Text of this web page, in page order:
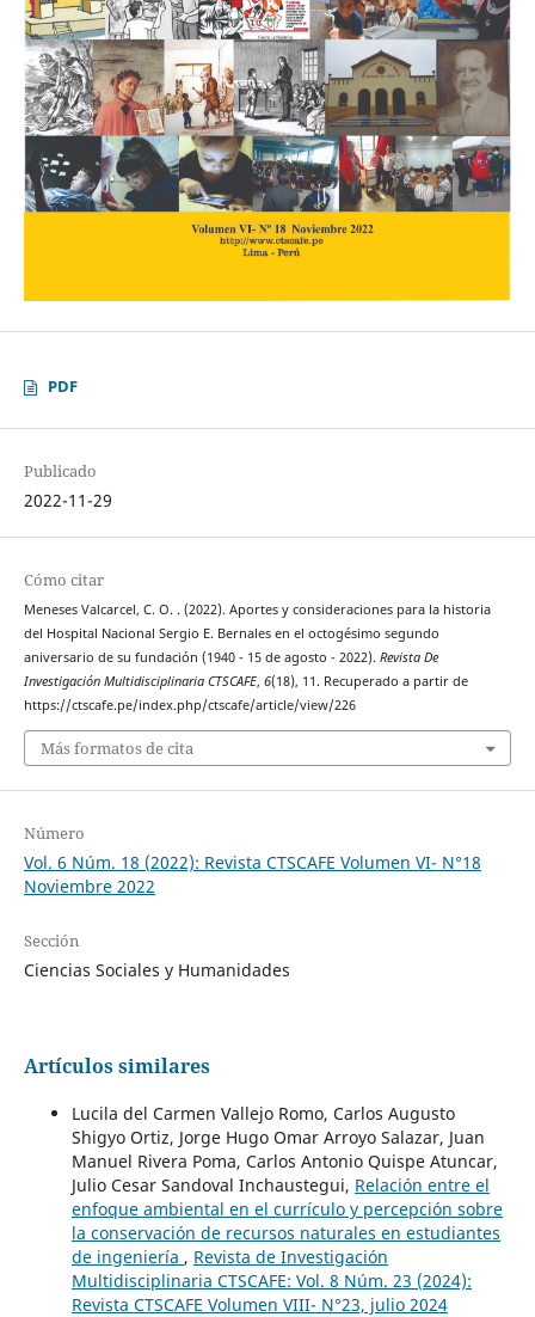
PDF
Publicado
2022-11-29
Cómo citar
Meneses Valcarcel, C. O. . (2022). Aportes y consideraciones para la historia
del Hospital Nacional Sergio E. Bernales en el octogésimo segundo
aniversario de su fundación (1940 - 15 de agosto - 2022). Revista De
Investigación Multidisciplinaria CTSCAFE, 6(18), 11. Recuperado a partir de
https://ctscafe.pe/index.php/ctscafe/article/view/226
Más formatos de cita
Número
Vol. 6 Núm. 18 (2022): Revista CTSCAFE Volumen VI- N°18
Noviembre 2022
Sección
Ciencias Sociales y Humanidades
Artículos similares
Lucila del Carmen Vallejo Romo, Carlos Augusto
Shigyo Ortiz, Jorge Hugo Omar Arroyo Salazar, Juan
Manuel Rivera Poma, Carlos Antonio Quispe Atuncar,
Julio Cesar Sandoval Inchaustegui, Relación entre el
enfoque ambiental en el currículo y percepción sobre
la conservación de recursos naturales en estudiantes
de ingeniería , Revista de Investigación
Multidisciplinaria CTSCAFE: Vol. 8 Núm. 23 (2024):
Revista CTSCAFE Volumen VIII- N°23, julio 2024